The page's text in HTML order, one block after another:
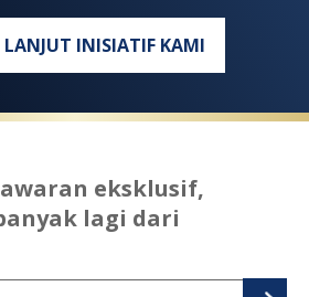
LANJUT INISIATIF KAMI
SETIAP ORANG BERHAK
eksklusif,
lagi dari